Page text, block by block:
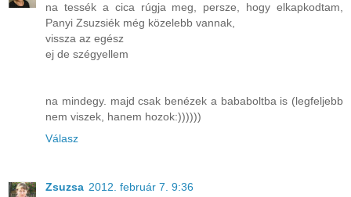
na tessék a cica rúgja meg, persze, hogy elkapkodtam,
Panyi Zsuzsiék még közelebb vannak,
vissza az egész
ej de szégyellem
na mindegy. majd csak benézek a bababoltba is (legfeljebb
nem viszek, hanem hozok:))))))
Válasz
Zsuzsa 2012. február 7. 9:36